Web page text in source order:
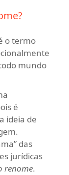
o termo
mundo
é
ideia de
das
jurídicas
renome.